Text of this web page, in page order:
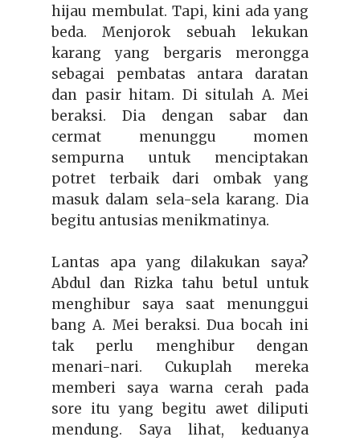
hijau membulat. Tapi, kini ada yang
beda. Menjorok sebuah lekukan
karang yang bergaris merongga
sebagai pembatas antara daratan
dan pasir hitam. Di situlah A. Mei
beraksi. Dia dengan sabar dan
cermat menunggu momen
sempurna untuk menciptakan
potret terbaik dari ombak yang
masuk dalam sela-sela karang. Dia
begitu antusias menikmatinya.
Lantas apa yang dilakukan saya?
Abdul dan Rizka tahu betul untuk
menghibur saya saat menunggui
bang A. Mei beraksi. Dua bocah ini
tak perlu menghibur dengan
menari-nari. Cukuplah mereka
memberi saya warna cerah pada
sore itu yang begitu awet diliputi
mendung. Saya lihat, keduanya